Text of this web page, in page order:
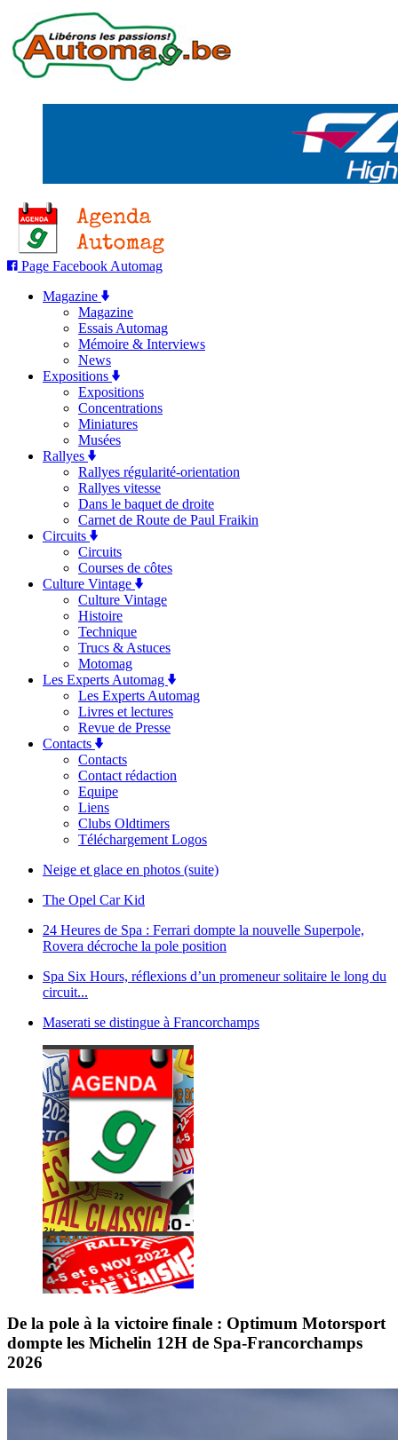
Page Facebook Automag
Magazine
Magazine
Essais Automag
Mémoire & Interviews
News
Expositions
Expositions
Concentrations
Miniatures
Musées
Rallyes
Rallyes régularité-orientation
Rallyes vitesse
Dans le baquet de droite
Carnet de Route de Paul Fraikin
Circuits
Circuits
Courses de côtes
Culture Vintage
Culture Vintage
Histoire
Technique
Trucs & Astuces
Motomag
Les Experts Automag
Les Experts Automag
Livres et lectures
Revue de Presse
Contacts
Contacts
Contact rédaction
Equipe
Liens
Clubs Oldtimers
Téléchargement Logos
Neige et glace en photos (suite)
The Opel Car Kid
24 Heures de Spa : Ferrari dompte la nouvelle Superpole,
Rovera décroche la pole position
Spa Six Hours, réflexions d’un promeneur solitaire le long du
circuit...
Maserati se distingue à Francorchamps
De la pole à la victoire finale : Optimum Motorsport
dompte les Michelin 12H de Spa-Francorchamps
2026